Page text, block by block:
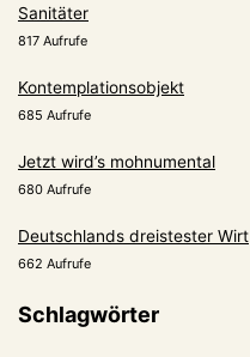
Sanitäter
817 Aufrufe
Kontemplationsobjekt
685 Aufrufe
Jetzt wird’s mohnumental
680 Aufrufe
Deutschlands dreistester Wirt
662 Aufrufe
Schlagwörter